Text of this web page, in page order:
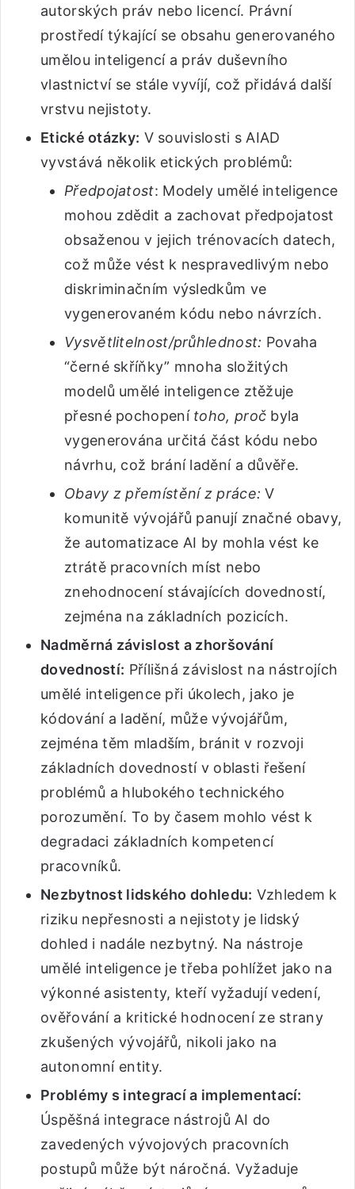
autorských práv nebo licencí. Právní
prostředí týkající se obsahu generovaného
umělou inteligencí a práv duševního
vlastnictví se stále vyvíjí, což přidává další
vrstvu nejistoty.
Etické otázky: V souvislosti s AIAD
vyvstává několik etických problémů:
Předpojatost: Modely umělé inteligence
mohou zdědit a zachovat předpojatost
obsaženou v jejich trénovacích datech,
což může vést k nespravedlivým nebo
diskriminačním výsledkům ve
vygenerovaném kódu nebo návrzích.
Vysvětlitelnost/průhlednost: Povaha
“černé skříňky” mnoha složitých
modelů umělé inteligence ztěžuje
přesné pochopení toho, proč byla
vygenerována určitá část kódu nebo
návrhu, což brání ladění a důvěře.
Obavy z přemístění z práce: V
komunitě vývojářů panují značné obavy,
že automatizace AI by mohla vést ke
ztrátě pracovních míst nebo
znehodnocení stávajících dovedností,
zejména na základních pozicích.
Nadměrná závislost a zhoršování
dovedností: Přílišná závislost na nástrojích
umělé inteligence při úkolech, jako je
kódování a ladění, může vývojářům,
zejména těm mladším, bránit v rozvoji
základních dovedností v oblasti řešení
problémů a hlubokého technického
porozumění. To by časem mohlo vést k
degradaci základních kompetencí
pracovníků.
Nezbytnost lidského dohledu: Vzhledem k
riziku nepřesnosti a nejistoty je lidský
dohled i nadále nezbytný. Na nástroje
umělé inteligence je třeba pohlížet jako na
výkonné asistenty, kteří vyžadují vedení,
ověřování a kritické hodnocení ze strany
zkušených vývojářů, nikoli jako na
autonomní entity.
Problémy s integrací a implementací:
Úspěšná integrace nástrojů AI do
zavedených vývojových pracovních
postupů může být náročná. Vyžaduje